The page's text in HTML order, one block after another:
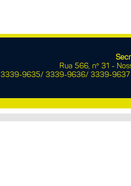
Rua 566, nº 31 -
3339-9635/ 3339-9636/ 3339-